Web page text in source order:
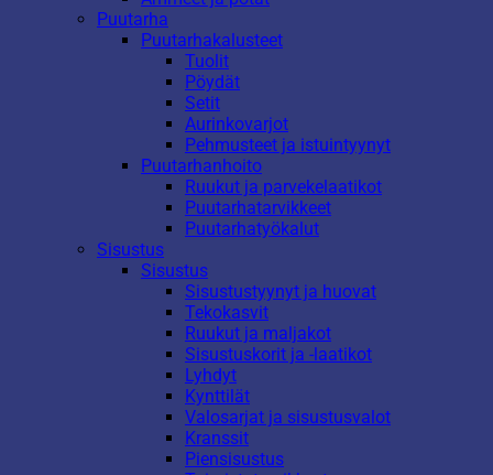
Puutarha
Puutarhakalusteet
Tuolit
Pöydät
Setit
Aurinkovarjot
Pehmusteet ja istuintyynyt
Puutarhanhoito
Ruukut ja parvekelaatikot
Puutarhatarvikkeet
Puutarhatyökalut
Sisustus
Sisustus
Sisustustyynyt ja huovat
Tekokasvit
Ruukut ja maljakot
Sisustuskorit ja -laatikot
Lyhdyt
Kynttilät
Valosarjat ja sisustusvalot
Kranssit
Piensisustus